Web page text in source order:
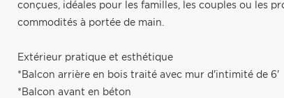
conçues, idéales pour les familles, les couples ou les
commodités à portée de main.
Extérieur pratique et esthétique
*Balcon arrière en bois traité avec mur d'intimité de 6'
*Balcon avant en béton